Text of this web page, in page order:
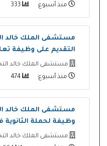
منذ أسبوع
مستشفى الملك خالد
التقديم على وظيفة
مستشفى الملك خالد
منذ أسبوع
مستشفى الملك خالد
وظيفة لحملة الثانوية
مستشفى الملك خالد